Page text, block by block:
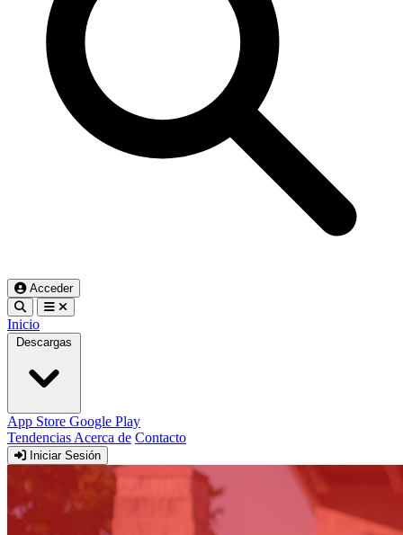
Acceder
Inicio
Descargas
App Store Google Play
Tendencias Acerca de Contacto
Iniciar Sesión